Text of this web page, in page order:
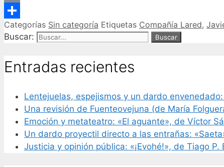
Email
Compartir
Categorías Sin categoría Etiquetas Compañía Lared,
Buscar:
Entradas recientes
Lentejuelas, espejismos y un dardo
Una revisión de Fuenteovejuna (de María
Emoción y metateatro: «El aguante», de Víctor
Un dardo proyectil directo a las entrañas:
Justicia y opinión pública: «¡Evohé!», de Tiago